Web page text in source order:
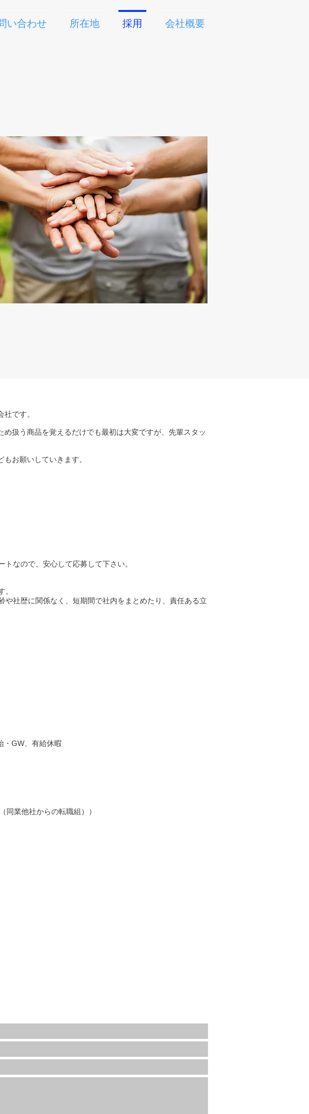
い合わせ 所在地 採用 会社概要
です。
扱う商品を覚えるだけでも最初は大変ですが、先輩スタッ
お願いしていきます。
なので、安心して応募して下さい。
。
や社歴に関係なく、短期間で社内をまとめたり、責任ある立
・GW、有給休暇
業他社からの転職組））